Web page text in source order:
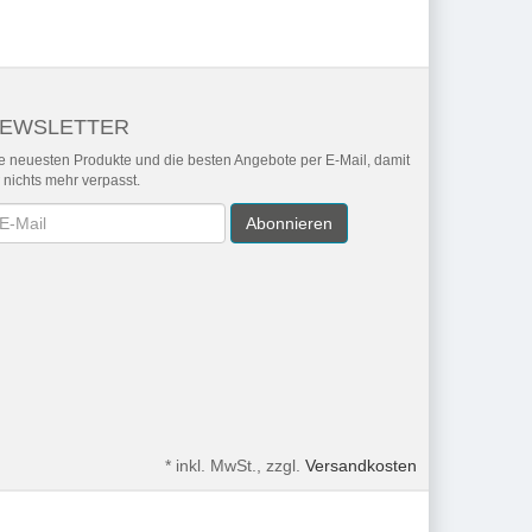
neuesten Produkte und die besten Angebote per E-Mail, damit
nichts mehr verpasst.
Abonnieren
* inkl. MwSt., zzgl. Versandkosten